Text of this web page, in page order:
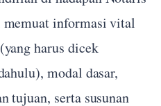
informasi vital
harus dicek
modal dasar,
tujuan, serta susunan